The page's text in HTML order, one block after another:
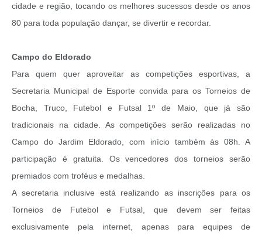
cidade e região, tocando os melhores sucessos desde os anos
80 para toda população dançar, se divertir e recordar.
Campo do Eldorado
Para quem quer aproveitar as competições esportivas, a
Secretaria Municipal de Esporte convida para os Torneios de
Bocha, Truco, Futebol e Futsal 1º de Maio, que já são
tradicionais na cidade. As competições serão realizadas no
Campo do Jardim Eldorado, com início também às 08h. A
participação é gratuita. Os vencedores dos torneios serão
premiados com troféus e medalhas.
A secretaria inclusive está realizando as inscrições para os
Torneios de Futebol e Futsal, que devem ser feitas
exclusivamente pela internet, apenas para equipes de